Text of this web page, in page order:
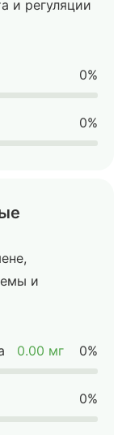
и регуляции
0%
0%
и
0.00 мг 0%
0%